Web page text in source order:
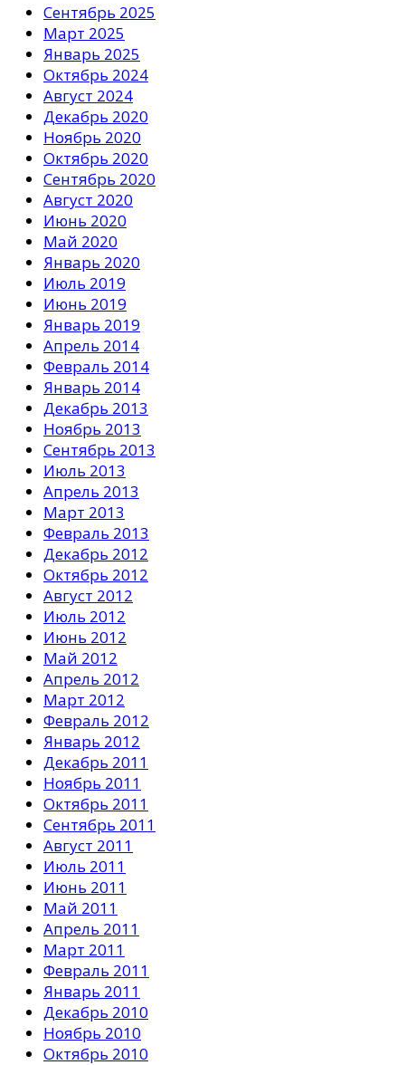
Сентябрь 2025
Март 2025
Январь 2025
Октябрь 2024
Август 2024
Декабрь 2020
Ноябрь 2020
Октябрь 2020
Сентябрь 2020
Август 2020
Июнь 2020
Май 2020
Январь 2020
Июль 2019
Июнь 2019
Январь 2019
Апрель 2014
Февраль 2014
Январь 2014
Декабрь 2013
Ноябрь 2013
Сентябрь 2013
Июль 2013
Апрель 2013
Март 2013
Февраль 2013
Декабрь 2012
Октябрь 2012
Август 2012
Июль 2012
Июнь 2012
Май 2012
Апрель 2012
Март 2012
Февраль 2012
Январь 2012
Декабрь 2011
Ноябрь 2011
Октябрь 2011
Сентябрь 2011
Август 2011
Июль 2011
Июнь 2011
Май 2011
Апрель 2011
Март 2011
Февраль 2011
Январь 2011
Декабрь 2010
Ноябрь 2010
Октябрь 2010